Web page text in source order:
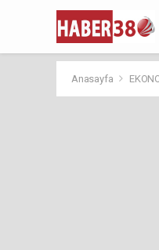
Anasayfa